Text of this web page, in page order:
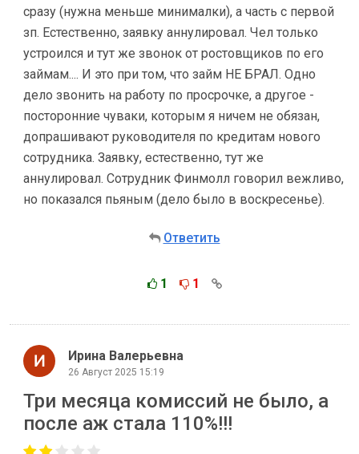
сразу (нужна меньше минималки), а часть с первой
зп. Естественно, заявку аннулировал. Чел только
устроился и тут же звонок от ростовщиков по его
займам.... И это при том, что займ НЕ БРАЛ. Одно
дело звонить на работу по просрочке, а другое -
посторонние чуваки, которым я ничем не обязан,
допрашивают руководителя по кредитам нового
сотрудника. Заявку, естественно, тут же
аннулировал. Сотрудник Финмолл говорил вежливо,
но показался пьяным (дело было в воскресенье).
Ответить
1 1
Ирина Валерьевна
26 Август 2025 15:19
Три месяца комиссий не было, а
после аж стала 110%!!!